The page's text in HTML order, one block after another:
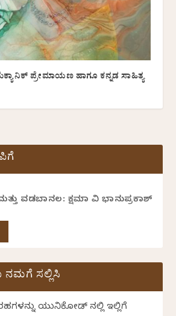
ಪ್ರೇಮಾಯಣ ಹಾಗೂ ಕನ್ನಡ ಸಾಹಿತ್ಯ
ಮತ್ತು ವಡಬಾನಲ: ಕ್ಷಮಾ ವಿ ಭಾನುಪ್ರಕಾಶ್
ನಮಗೆ ಸಲ್ಲಿಸಿ
ಯುನಿಕೋಡ್ ನಲ್ಲಿ ಇಲ್ಲಿಗೆ